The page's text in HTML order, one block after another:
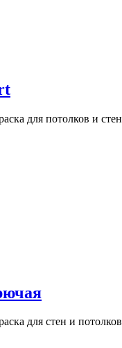
для потолков и стен
для стен и потолков